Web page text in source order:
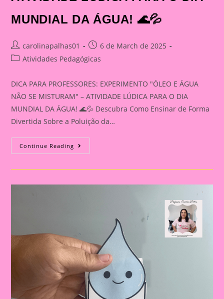
MUNDIAL DA ÁGUA! 🌊💦
Post
author:
carolinapalhas01
Post
published:
6 de March de 2025
PostAtividades Pedagógicas
DICA PARA PROFESSORES: EXPERIMENTO "ÓLEO E ÁGUA
NÃO SE MISTURAM" – ATIVIDADE LÚDICA PARA O DIA
MUNDIAL DA ÁGUA! 🌊💦 Descubra Como Ensinar de Forma
Divertida Sobre a Poluição da…
Continue Reading DICA
PARA
EXPERIMENTO
ÁGUA
PARA
O
DIA
MUNDIAL
DA
ÁGUA!
🌊
💦